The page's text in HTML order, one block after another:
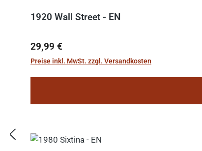
1920 Wall Street - EN
Regulärer Preis:
29,99 €
Preise inkl. MwSt. zzgl. Versandkosten